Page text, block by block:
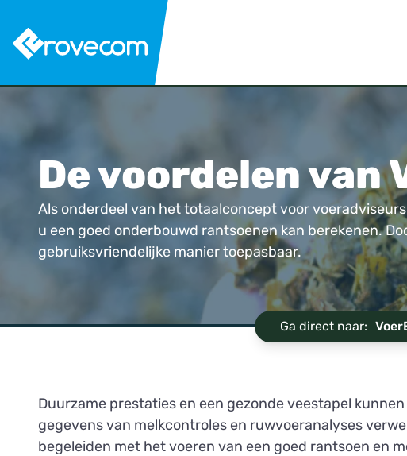
De voordelen van
Als onderdeel van het totaalconcept voor
u een goed onderbouwd rantsoenen kan berekenen.
gebruiksvriendelijke manier toepasbaar.
Ga direct naar:
Duurzame prestaties en een gezonde veestapel
gegevens van melkcontroles en ruwvoeranalyses
begeleiden met het voeren van een goed rantsoen en